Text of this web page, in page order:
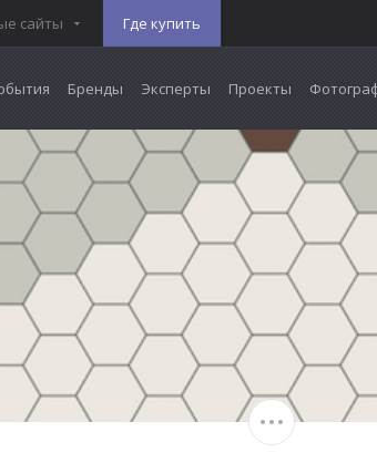
сайты Где купить
Бренды Эксперты Проекты